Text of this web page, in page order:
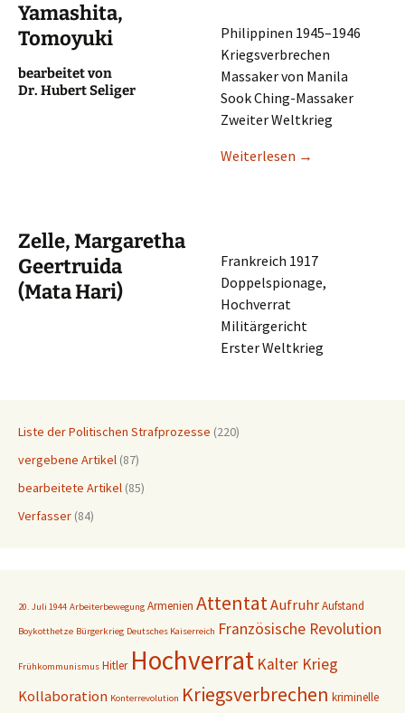
Yamashita,
Tomoyuki
bearbei­tet von
Dr. Hubert Seliger
Philip­pi­nen 1945–1946
Kriegsverbrechen
Massa­ker von Manila
Sook Ching-Massaker
Zweiter Weltkrieg
Weiter­le­sen →
Zelle, Margaretha
Geertruida
(Mata Hari)
Frank­reich 1917
Doppel­spio­na­ge,
Hochverrat
Militärgericht
Erster Weltkrieg
Liste der Politischen Strafprozesse (220)
vergebene Artikel (87)
bearbeitete Artikel (85)
Verfasser (84)
20. Juli 1944 Arbeiterbewegung Armenien AttentatAufruhrAufstand
Boykotthetze Bürgerkrieg Deutsches Kaiserreich Französische Revolution
Frühkommunismus Hitler Hochverrat Kalter Krieg
Kollaboration Konterrevolution Kriegsverbrechen kriminelle